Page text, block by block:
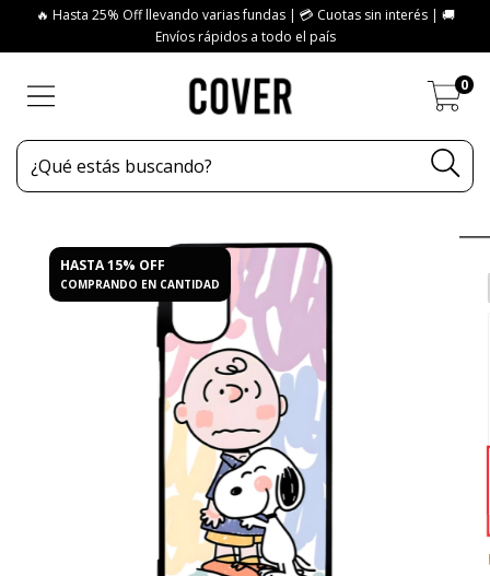
🔥 Hasta 25% Off llevando varias fundas | 💳 Cuotas sin interés | 🚚
Envíos rápidos a todo el país
0
HASTA 15% OFF
COMPRANDO EN CANTIDAD